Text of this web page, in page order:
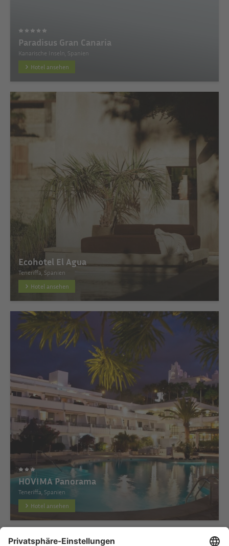
Paradisus Gran Canaria
Kanarische Inseln, Spanien
Hotel ansehen
Ecohotel El Agua
Teneriffa, Spanien
Hotel ansehen
HOVIMA Panorama
Teneriffa, Spanien
Hotel ansehen